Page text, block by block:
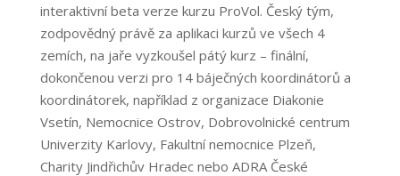
interaktivní beta verze kurzu ProVol. Český tým,
zodpovědný právě za aplikaci kurzů ve všech 4
zemích, na jaře vyzkoušel pátý kurz – finální,
dokončenou verzi pro 14 báječných koordinátorů a
koordinátorek, například z organizace Diakonie
Vsetín, Nemocnice Ostrov, Dobrovolnické centrum
Univerzity Karlovy, Fakultní nemocnice Plzeň,
Charity Jindřichův Hradec nebo ADRA České